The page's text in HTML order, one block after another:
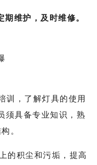
维护，及时维修。
训，了解灯具的使用
须具备专业知识，熟
。
的积尘和污垢，提高